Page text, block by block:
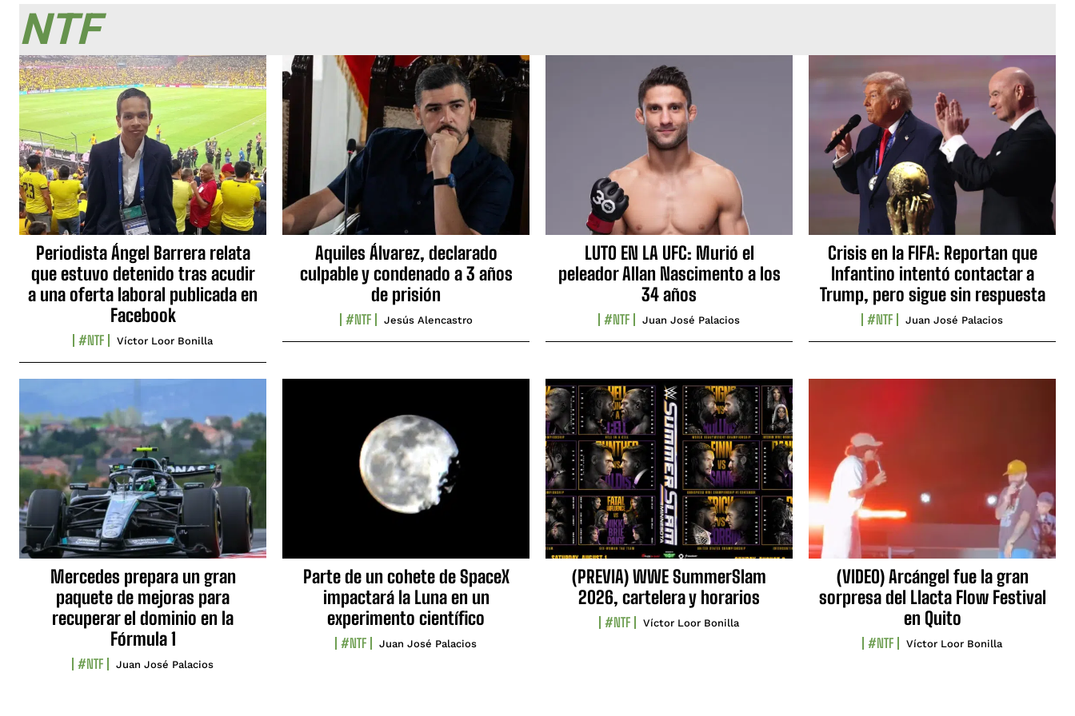
NTF
Periodista Ángel Barrera relata
que estuvo detenido tras acudir
a una oferta laboral publicada en
Facebook
#NTF Víctor Loor Bonilla
Aquiles Álvarez, declarado
culpable y condenado a 3 años
de prisión
#NTF Jesús Alencastro
LUTO EN LA UFC: Murió el
peleador Allan Nascimento a los
34 años
#NTF Juan José Palacios
Crisis en la FIFA: Reportan que
Infantino intentó contactar a
Trump, pero sigue sin respuesta
#NTF Juan José Palacios
Mercedes prepara un gran
paquete de mejoras para
recuperar el dominio en la
Fórmula 1
#NTF Juan José Palacios
Parte de un cohete de SpaceX
impactará la Luna en un
experimento científico
#NTF Juan José Palacios
(PREVIA) WWE SummerSlam
2026, cartelera y horarios
#NTF Víctor Loor Bonilla
(VIDEO) Arcángel fue la gran
sorpresa del Llacta Flow Festival
en Quito
#NTF Víctor Loor Bonilla